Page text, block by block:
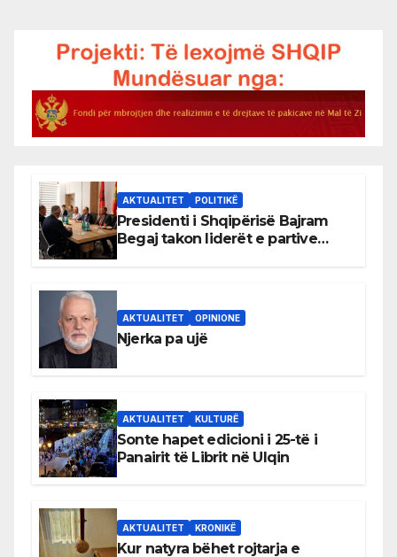
AKTUALITET POLITIKË
Presidenti i Shqipërisë Bajram
Begaj takon liderët e partive
AKTUALITET OPINIONE
Njerka pa ujë
AKTUALITET KULTURË
Sonte hapet edicioni i 25-të i
Panairit të Librit në Ulqin
AKTUALITET KRONIKË
Kur natyra bëhet rojtarja e